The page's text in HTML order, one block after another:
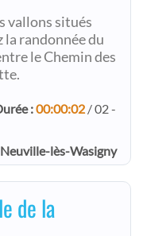
vallons situés
la randonnée du
le Chemin des
:00:00:02 / 02 -
Neuville-lès-Wasigny
de la